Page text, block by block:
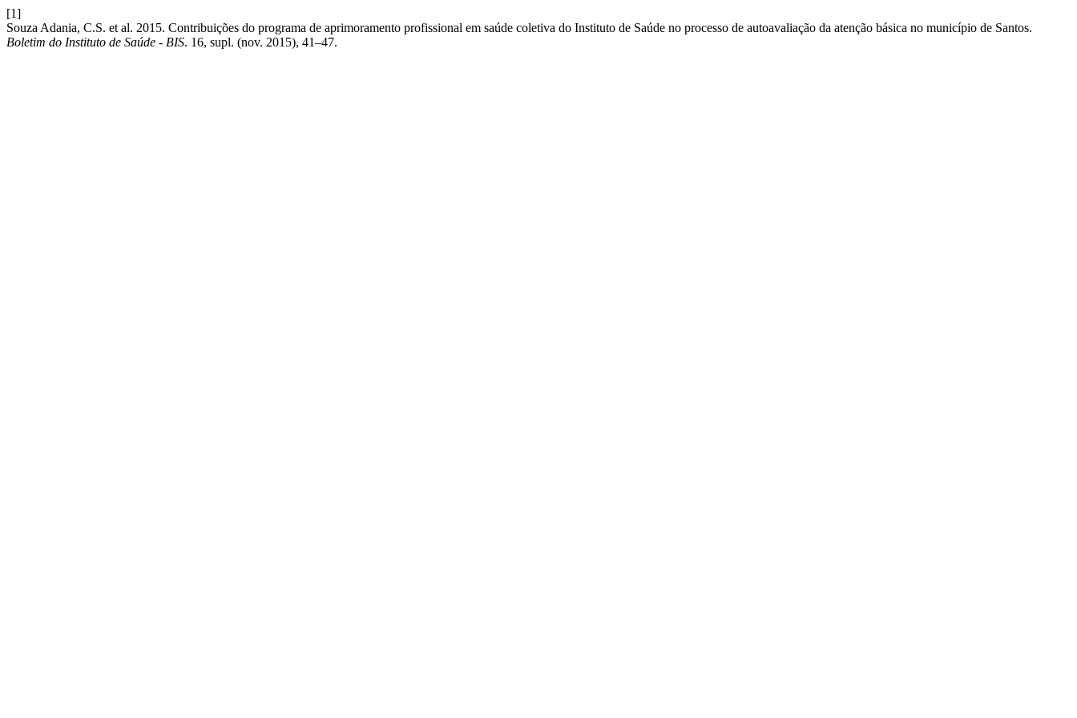
[1]
Souza Adania, C.S. et al. 2015. Contribuições do programa de aprimoramento profissional em saúde coletiva do Instituto de Saúde no processo de autoavaliação da atenção básica no município de Santos.
Boletim do Instituto de Saúde - BIS. 16, supl. (nov. 2015), 41–47.